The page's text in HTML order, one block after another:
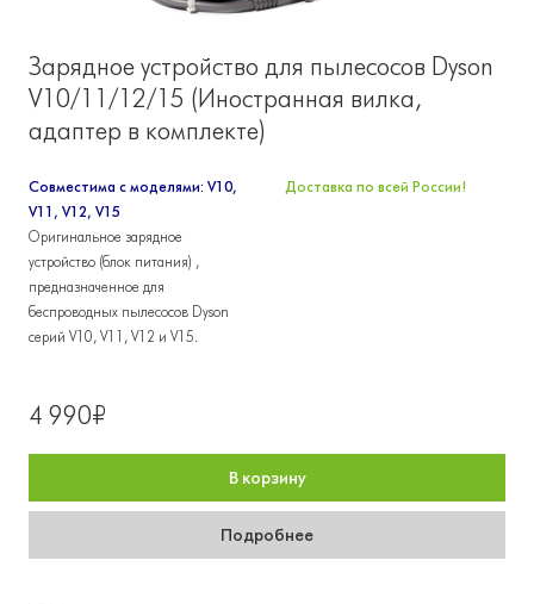
Зарядное устройство для пылесосов Dyson
V10/11/12/15 (Иностранная вилка,
адаптер в комплекте)
Совместима с моделями: V10,
V11, V12, V15
Оригинальное зарядное
устройство (блок питания) ,
предназначенное для
беспроводных пылесосов Dyson
серий V10, V11, V12 и V15.
Доставка по всей России!
4 990₽
В корзину
Подробнее